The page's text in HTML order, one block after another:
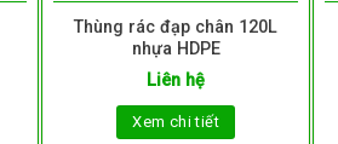
Thùng rác đạp chân 120L
nhựa HDPE
Liên hệ
Xem chi tiết